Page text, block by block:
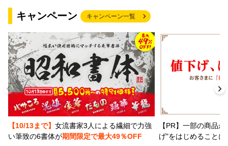
キャンペーン キャンペーン一覧
【10/13まで】 女流書家3人による繊細で力強
い筆致の6書体が期間限定で最大49％OFF
【PR】一部の商品
げ"をはじめること